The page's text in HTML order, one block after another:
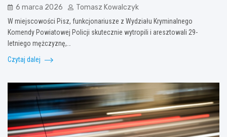
6 marca 2026 Tomasz Kowalczyk
W miejscowości Pisz, funkcjonariusze z Wydziału Kryminalnego
Komendy Powiatowej Policji skutecznie wytropili i aresztowali 29-
letniego mężczyznę,…
Czytaj dalej